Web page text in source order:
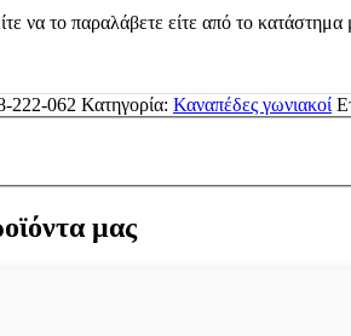
να το παραλάβετε είτε από το
222-062 Κατηγορία: Καναπέδες γωνιακοί
μας